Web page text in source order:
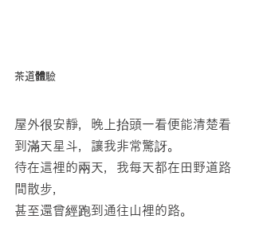
茶道體驗
屋外很安靜，晚上抬頭一看便能清楚看
到滿天星斗，讓我非常驚訝。
待在這裡的兩天，我每天都在田野道路
間散步，
甚至還曾經跑到通往山裡的路。